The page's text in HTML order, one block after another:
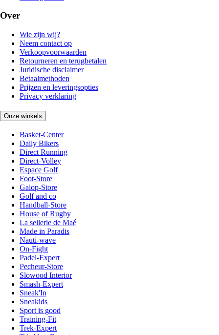
Over
Wie zijn wij?
Neem contact op
Verkoopvoorwaarden
Retourneren en terugbetalen
Juridische disclaimer
Betaalmethoden
Prijzen en leveringsopties
Privacy verklaring
Onze winkels
Basket-Center
Daily Bikers
Direct Running
Direct-Volley
Espace Golf
Foot-Store
Galop-Store
Golf and co
Handball-Store
House of Rugby
La sellerie de Maé
Made in Paradis
Nauti-wave
On-Fight
Padel-Expert
Pecheur-Store
Slowood Interior
Smash-Expert
Sneak'In
Sneakids
Sport is good
Training-Fit
Trek-Expert